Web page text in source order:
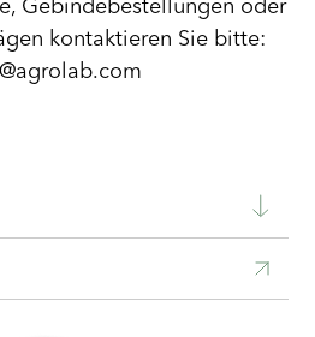
Gebindebestellungen oder
kontaktieren Sie bitte: